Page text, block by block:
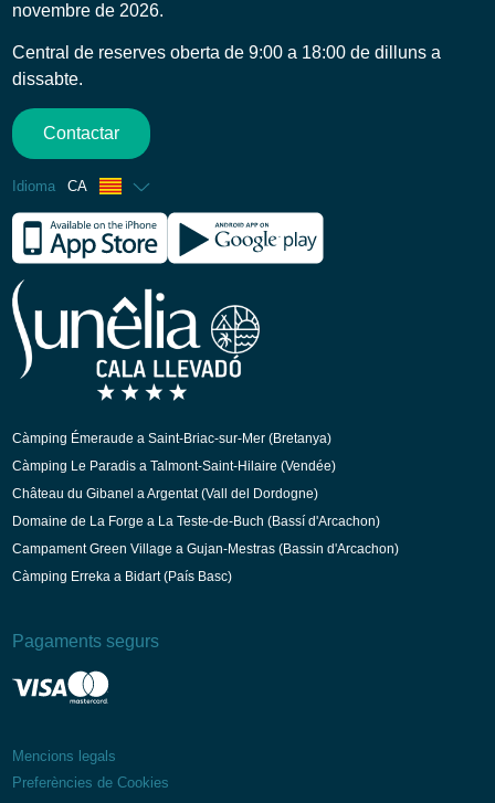
novembre de 2026.
Central de reserves oberta de 9:00 a 18:00 de dilluns a
dissabte.
Contactar
Idioma CA
Francès
Anglès
Espanyol
Alemany
Càmping Émeraude a Saint-Briac-sur-Mer (Bretanya)
Càmping Le Paradis a Talmont-Saint-Hilaire (Vendée)
Château du Gibanel a Argentat (Vall del Dordogne)
Domaine de La Forge a La Teste-de-Buch (Bassí d'Arcachon)
Campament Green Village a Gujan-Mestras (Bassin d'Arcachon)
Càmping Erreka a Bidart (País Basc)
Pagaments segurs
Mencions legals
Preferències de Cookies